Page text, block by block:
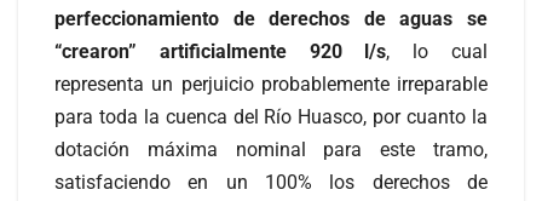
perfeccionamiento de derechos de aguas se
“crearon” artificialmente 920 l/s, lo cual
representa un perjuicio probablemente irreparable
para toda la cuenca del Río Huasco, por cuanto la
dotación máxima nominal para este tramo,
satisfaciendo en un 100% los derechos de